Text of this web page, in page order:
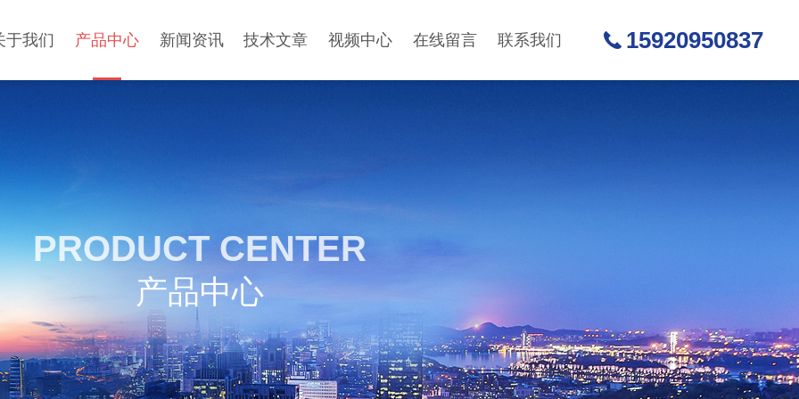
于我们 产品中心 新闻资讯 技术文章 视频中心 在线留言 联系我们 15920950837
PRODUCT CENTER
产品中心